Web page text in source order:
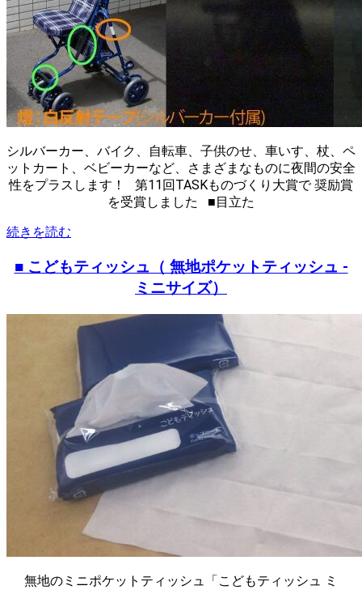
シルバーカー、バイク、自転車、子供のせ、車いす、杖、ペ
ットカート、ベビーカーなど、さまざまなものに夜間の安全
性をプラスします！ 第11回TASKものづくり大賞で 奨励賞
を受賞しました ■目立た
続きを読む
■ こどもティッシュ（ 無地ポケットティッシュ -
ミニサイズ）
無地のミニポケットティッシュ「こどもティッシュ ミ